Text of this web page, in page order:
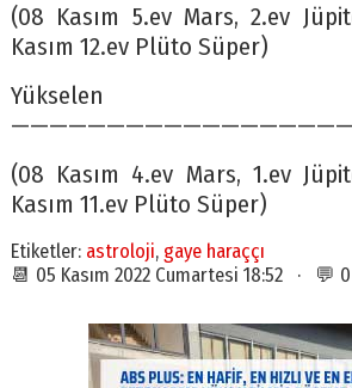
(08 Kasım 5.ev Mars, 2.ev
Kasım 12.ev Plüto Süper)
(08 Kasım 4.ev Mars, 1.ev
Kasım 11.ev Plüto Süper)
Etiketler: astroloji, gaye haraççı
📆 05 Kasım 2022 Cumartesi 18:52 · 💬